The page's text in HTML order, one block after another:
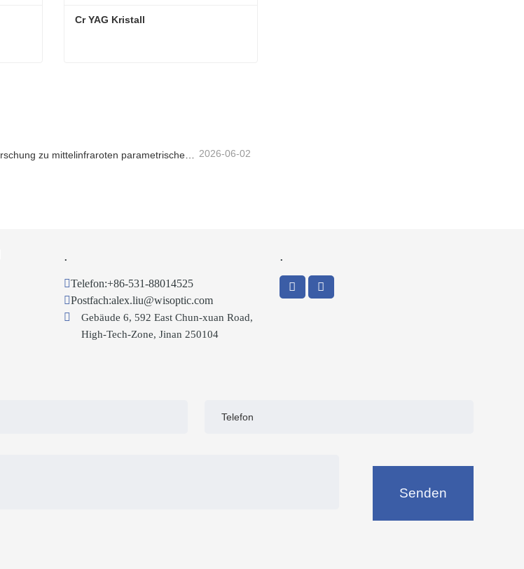
Cr YAG Kristall
Forschung zu mittelinfraroten parametrischen Oszillatoren - Teil 05 2026-06-02
.
Telefon:+86-531-88014525
Postfach:alex.liu@wisoptic.com
Gebäude 6, 592 East Chun-xuan Road,
High-Tech-Zone, Jinan 250104
.
Senden